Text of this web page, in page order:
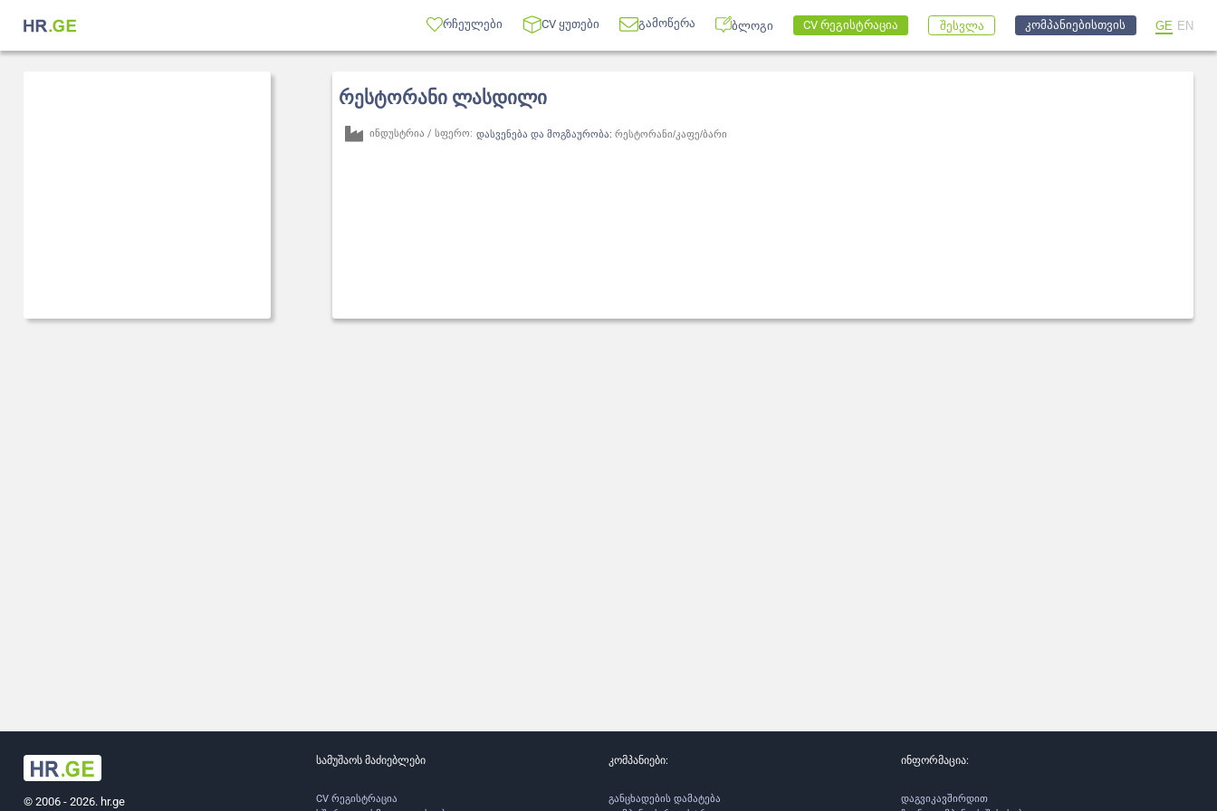
რჩეულები CV ყუთები გამოწერა ბლოგი CV რეგისტრაცია შესვლა კომპანიებისთვის GE EN
რესტორანი ლასდილი
ინდუსტრია / სფერო: დასვენება და მოგზაურობა: რესტორანი/კაფე/ბარი
© 2006 - 2026. hr.ge
სამუშაოს მაძიებლები
CV რეგისტრაცია
კომპანიები:
განცხადების დამატება
ინფორმაცია:
დაგვიკავშირდით